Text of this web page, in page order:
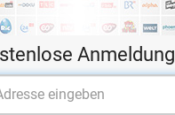
Anmeldung